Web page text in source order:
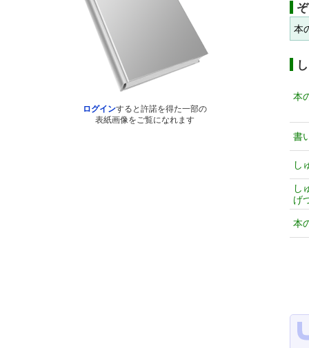
ログインすると許諾を得た一部の
表紙画像をご覧になれます
本
本
書
し
し
げ
本